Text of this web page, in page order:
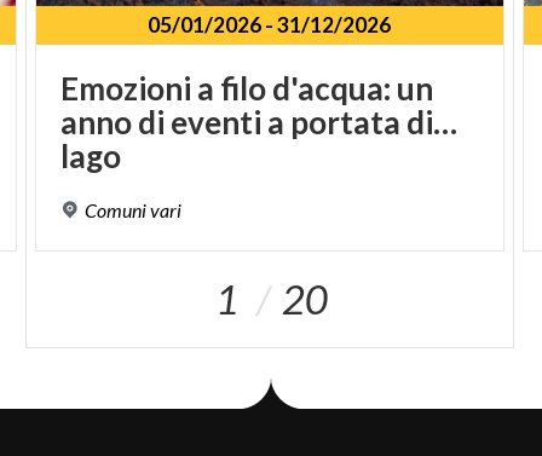
05/01/2026-31/12/2026
Emozioni a filo d'acqua: un
anno di eventi a portata di…
lago
Comunivari
1 20